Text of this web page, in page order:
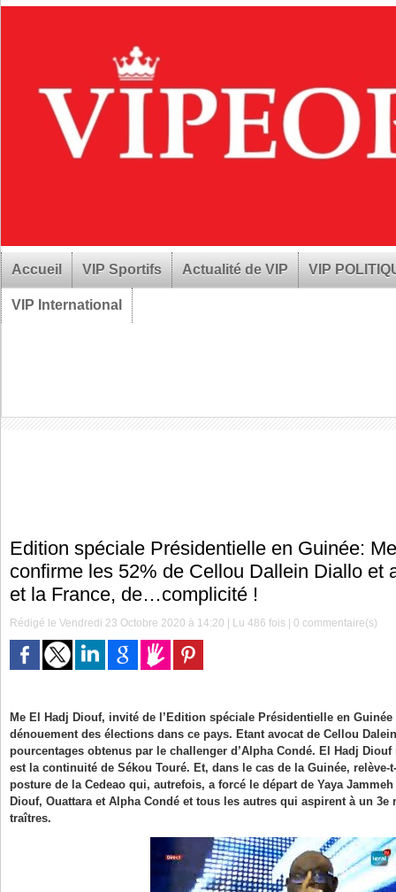
Accueil VIP Sportifs Actualité de VIP VIP
VIP International
Edition spéciale Présidentielle en Guinée:
confirme les 52% de Cellou Dallein Diallo et
et la France, de…complicité !
Rédigé le Vendredi 23 Octobre 2020 à 14:20 | Lu 486 fois |0 commentaire(s)
Me El Hadj Diouf, invité de l’Edition spéciale Présidentielle en
dénouement des élections dans ce pays. Etant avocat de Cellou
pourcentages obtenus par le challenger d’Alpha Condé. El Hadj Diouf
est la continuité de Sékou Touré. Et, dans le cas de la Guinée,
posture de la Cedeao qui, autrefois, a forcé le départ de Yaya
Diouf, Ouattara et Alpha Condé et tous les autres qui aspirent à un
traîtres.